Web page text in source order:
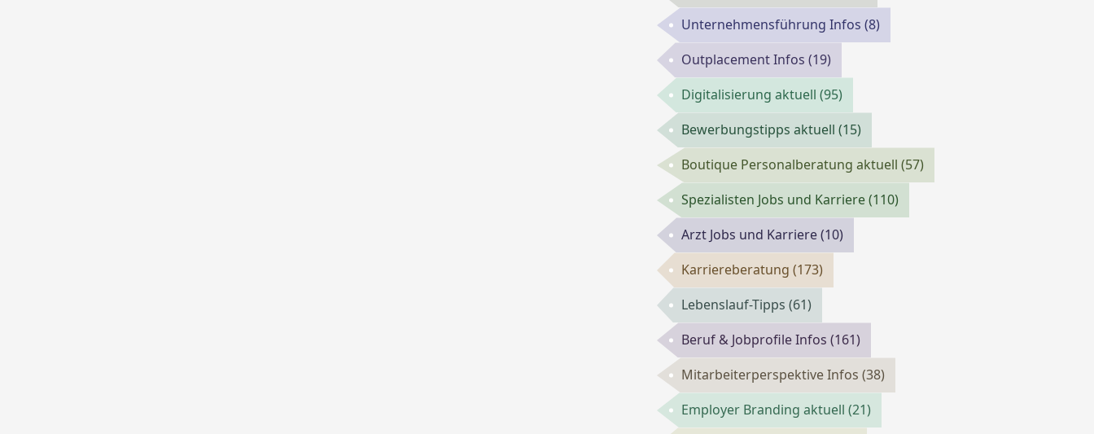
Unternehmensführung Infos (8)
Outplacement Infos (19)
Digitalisierung aktuell (95)
Bewerbungstipps aktuell (15)
Boutique Personalberatung aktuell (57)
Spezialisten Jobs und Karriere(110)
Arzt Jobs und Karriere(10)
Karriereberatung (173)
Lebenslauf-Tipps (61)
Beruf & Jobprofile Infos (161)
Mitarbeiterperspektive Infos (38)
Employer Branding aktuell (21)